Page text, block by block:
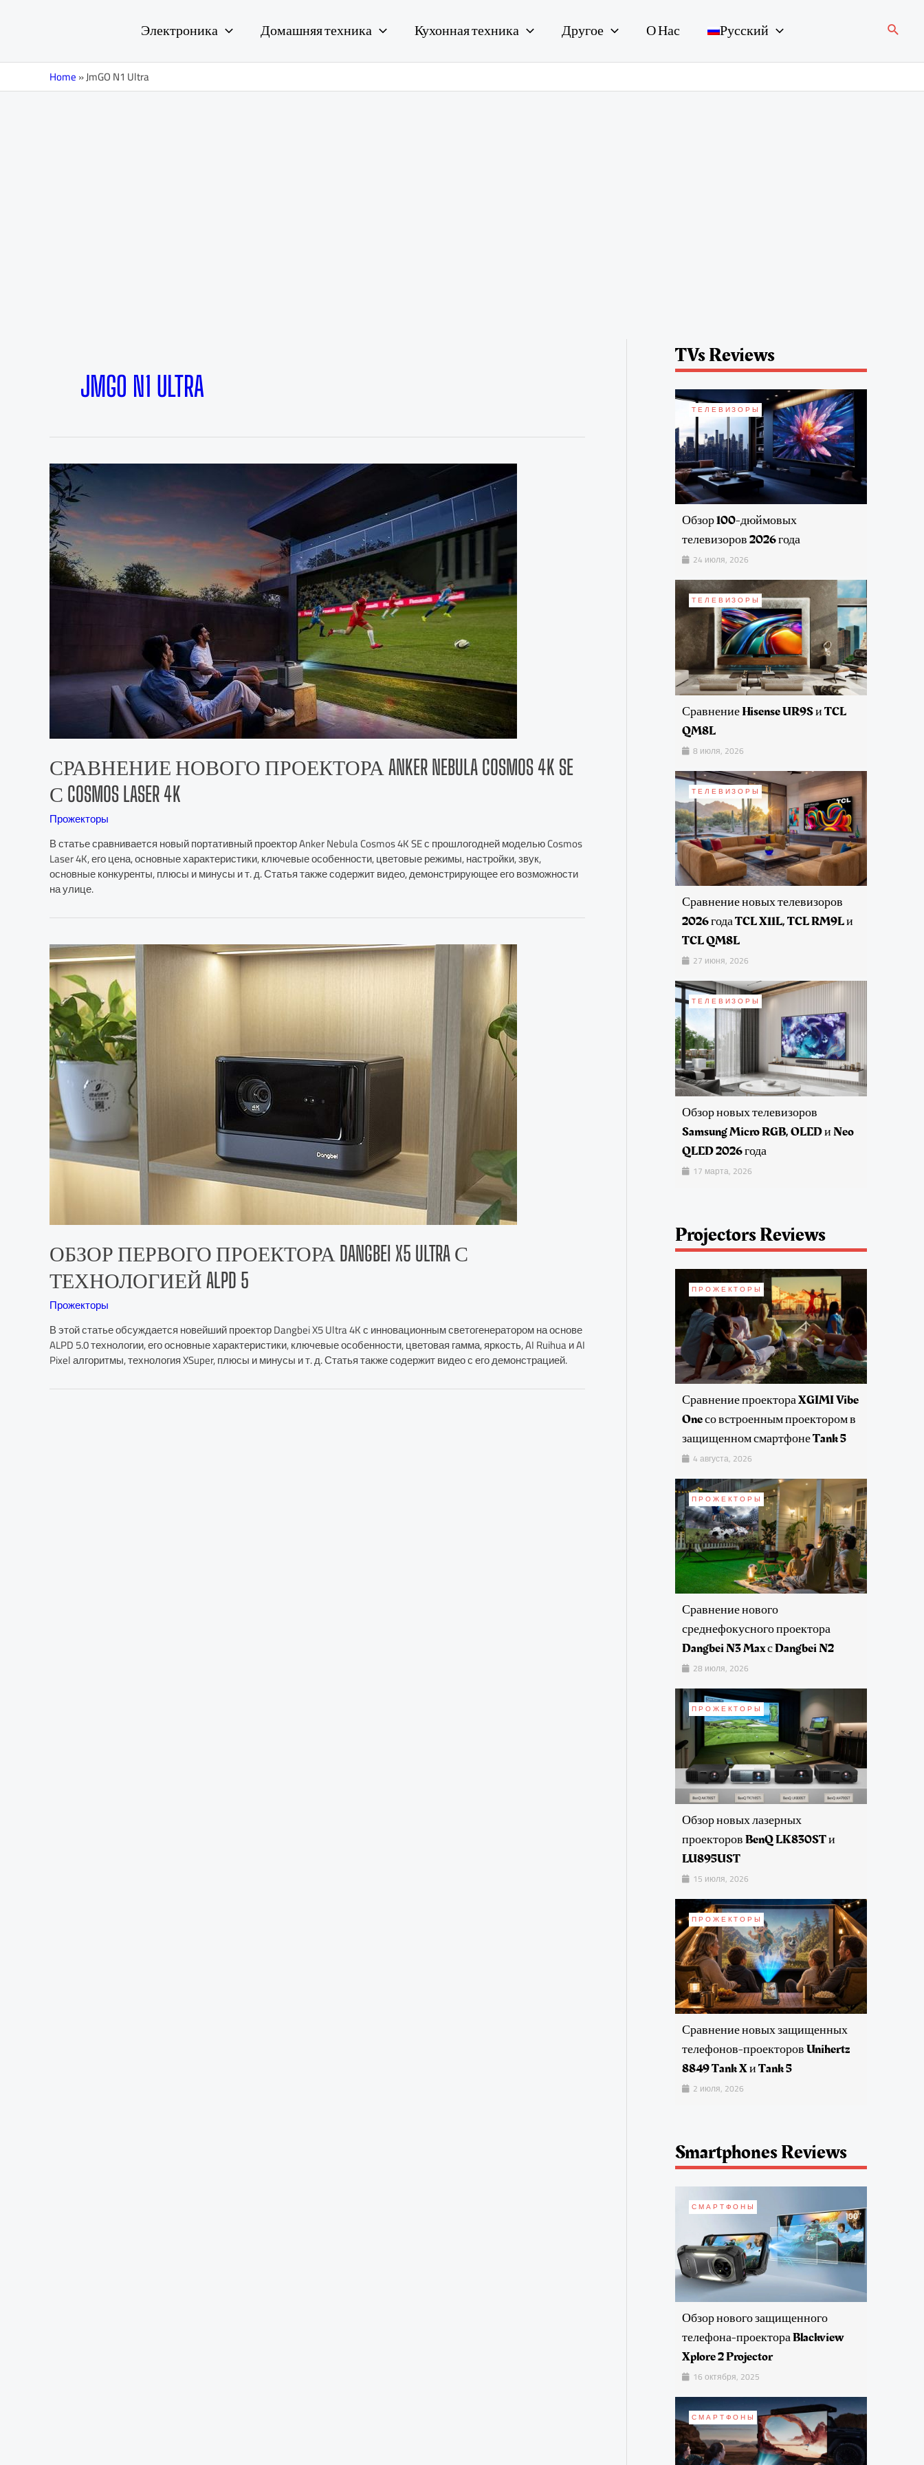
Электроника Домашняя техника Кухонная техника Другое О Нас Русский Поиск
Home»JmGO N1 Ultra
JMGO N1 ULTRA
СРАВНЕНИЕ НОВОГО ПРОЕКТОРА ANKER NEBULA COSMOS 4K SE
С COSMOS LASER 4K
Прожекторы
В статье сравнивается новый портативный проектор Anker Nebula Cosmos 4K SE с прошлогодней моделью Cosmos
Laser 4K, его цена, основные характеристики, ключевые особенности, цветовые режимы, настройки, звук,
основные конкуренты, плюсы и минусы и т. д. Статья также содержит видео, демонстрирующее его возможности
на улице.
ОБЗОР ПЕРВОГО ПРОЕКТОРА DANGBEI X5 ULTRA С
ТЕХНОЛОГИЕЙ ALPD 5
Прожекторы
В этой статье обсуждается новейший проектор Dangbei X5 Ultra 4K с инновационным светогенератором на основе
ALPD 5.0 технологии, его основные характеристики, ключевые особенности, цветовая гамма, яркость, AI Ruihua и AI
Pixel алгоритмы, технология XSuper, плюсы и минусы и т. д. Статья также содержит видео с его демонстрацией.
TVs Reviews
ТЕЛЕВИЗОРЫ
Обзор 100-дюймовых
телевизоров 2026 года
24 июля, 2026
ТЕЛЕВИЗОРЫ
Сравнение Hisense UR9S и TCL
QM8L
8 июля, 2026
ТЕЛЕВИЗОРЫ
Сравнение новых телевизоров
2026 года TCL X11L, TCL RM9L и
TCL QM8L
27 июня, 2026
ТЕЛЕВИЗОРЫ
Обзор новых телевизоров
Samsung Micro RGB, OLED и Neo
QLED 2026 года
17 марта, 2026
Projectors Reviews
ПРОЖЕКТОРЫ
Сравнение проектора XGIMI Vibe
One со встроенным проектором в
защищенном смартфоне Tank 5
4 августа, 2026
ПРОЖЕКТОРЫ
Сравнение нового
среднефокусного проектора
Dangbei N3 Max с Dangbei N2
28 июля, 2026
ПРОЖЕКТОРЫ
Обзор новых лазерных
проекторов BenQ LK830ST и
LU895UST
15 июля, 2026
ПРОЖЕКТОРЫ
Сравнение новых защищенных
телефонов-проекторов Unihertz
8849 Tank X и Tank 5
2 июля, 2026
Smartphones Reviews
СМАРТФОНЫ
Обзор нового защищенного
телефона-проектора Blackview
Xplore 2 Projector
16 октября, 2025
СМАРТФОНЫ